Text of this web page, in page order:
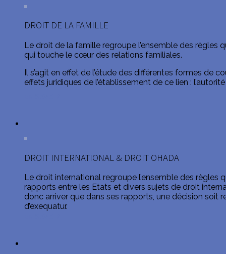
DROIT DE LA FAMILLE
Le droit de la famille regroupe l’ensemble des règles
qui touche le cœur des relations familiales.
Il s’agit en effet de l’étude des différentes formes de
effets juridiques de l’établissement de ce lien :
DROIT INTERNATIONAL & DROIT OHADA
Le droit international regroupe l’ensemble des
rapports entre les Etats et divers sujets de droit
donc arriver que dans ses rapports, une décision soit
d’exequatur.